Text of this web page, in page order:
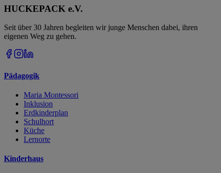
HUCKEPACK e.V.
Seit über 30 Jahren begleiten wir junge Menschen dabei, ihren
eigenen Weg zu gehen.
Pädagogik
Maria Montessori
Inklusion
Erdkinderplan
Schulhort
Küche
Lernorte
Kinderhaus